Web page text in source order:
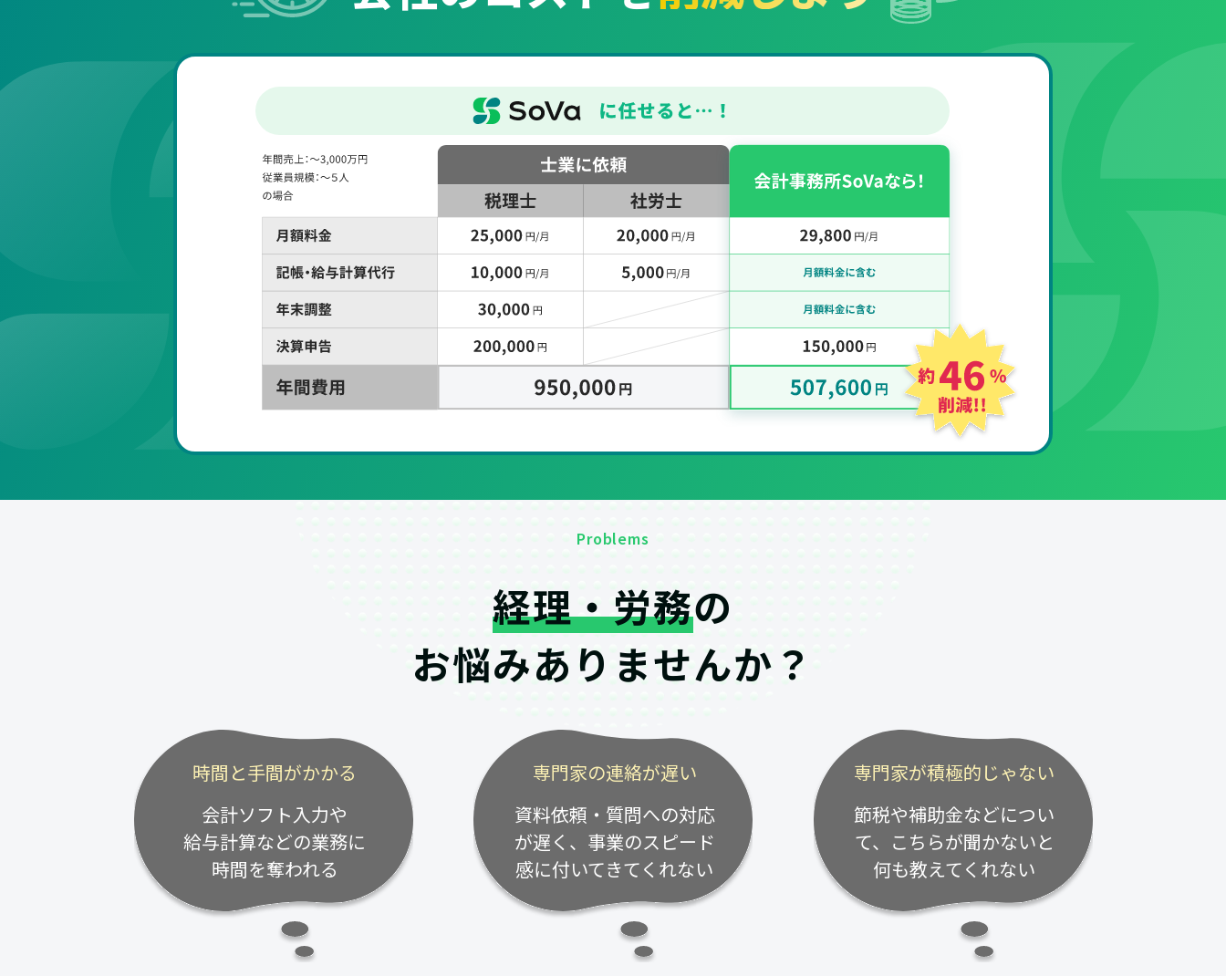
Problems
経理・労務の
お悩みありませんか？
時間と手間がかかる
会計ソフト入力や
給与計算などの業務に
時間を奪われる
専門家の連絡が遅い
資料依頼・質問への対応
が遅く、事業のスピード
感に付いてきてくれない
専門家が積極的じゃない
節税や補助金などについ
て、こちらが聞かないと
何も教えてくれない